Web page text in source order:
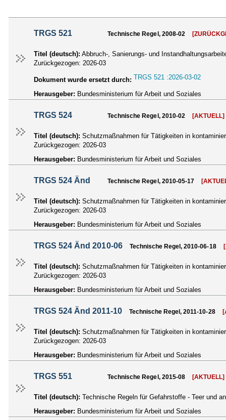
TRGS 521 Technische Regel, 2008-02
Titel (deutsch): Abbruch-, Sanierungs- und
Zurückgezogen: 2026-03
Dokument wurde ersetzt durch: TRGS 521 :2026-03-02
Herausgeber: Bundesministerium für Arbeit und Soziales
TRGS 524 Technische Regel, 2010-02 [AKTUELL]
Titel (deutsch): Schutzmaßnahmen für Tätigkeiten in
Zurückgezogen: 2026-03
Herausgeber: Bundesministerium für Arbeit und Soziales
TRGS 524 Änd Technische Regel, 2010-05-17
Titel (deutsch): Schutzmaßnahmen für Tätigkeiten in
Zurückgezogen: 2026-03
Herausgeber: Bundesministerium für Arbeit und Soziales
TRGS 524 Änd 2010-06 Technische Regel, 2010-06-18
Titel (deutsch): Schutzmaßnahmen für Tätigkeiten in
Zurückgezogen: 2026-03
Herausgeber: Bundesministerium für Arbeit und Soziales
TRGS 524 Änd 2011-10 Technische Regel, 2011-10-28
Titel (deutsch): Schutzmaßnahmen für Tätigkeiten in
Zurückgezogen: 2026-03
Herausgeber: Bundesministerium für Arbeit und Soziales
TRGS 551 Technische Regel, 2015-08 [AKTUELL]
Titel (deutsch): Technische Regeln für Gefahrstoffe - Teer und
Herausgeber: Bundesministerium für Arbeit und Soziales